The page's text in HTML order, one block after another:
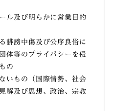
ル及び明らかに営業目的
誹謗中傷及び公序良俗に
体等のプライバシーを侵
の
いもの（国際情勢、社会
解及び思想、政治、宗教